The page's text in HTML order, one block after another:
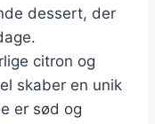
dessert, der
citron og
skaber en unik
er sød og